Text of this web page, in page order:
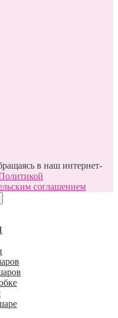
в наш интернет-
соглашением